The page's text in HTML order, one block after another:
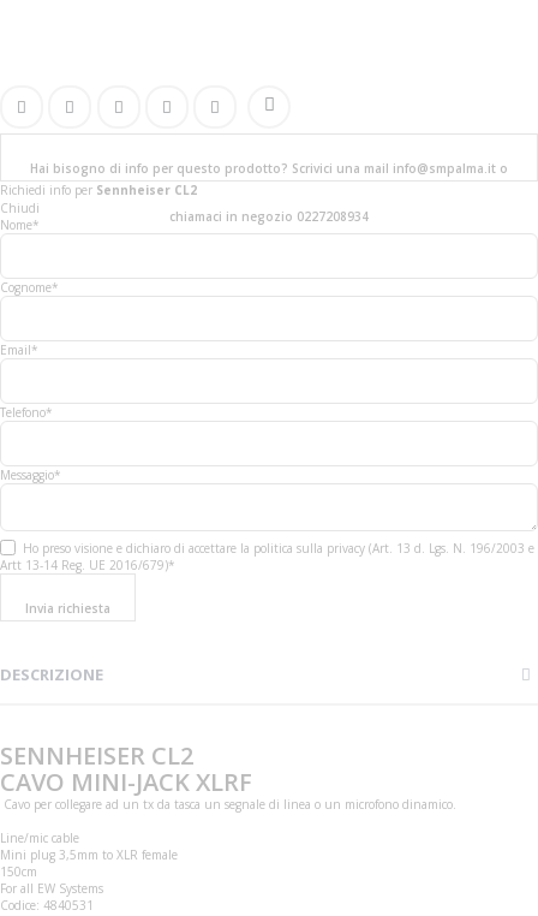
Hai bisogno di info per questo prodotto? Scrivici una mail info@smpalma.it o
chiamaci in negozio 0227208934
Richiedi info per Sennheiser CL2
Chiudi
Nome*
Cognome*
Email*
Telefono*
Messaggio*
Ho preso visione e dichiaro di accettare la politica sulla privacy (Art. 13 d. Lgs. N. 196/2003 e
Artt 13-14 Reg. UE 2016/679)*
Invia richiesta
DESCRIZIONE
SENNHEISER CL2
CAVO MINI-JACK XLRF
Cavo per collegare ad un tx da tasca un segnale di linea o un microfono dinamico.
Line/mic cable
Mini plug 3,5mm to XLR female
150cm
For all EW Systems
Codice: 4840531